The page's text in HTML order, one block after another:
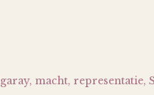
macht, representatie,